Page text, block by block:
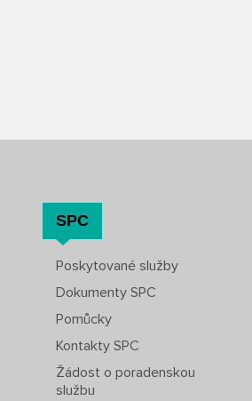
SPC
Poskytované služby
Dokumenty SPC
Pomůcky
Kontakty SPC
Žádost o poradenskou
službu